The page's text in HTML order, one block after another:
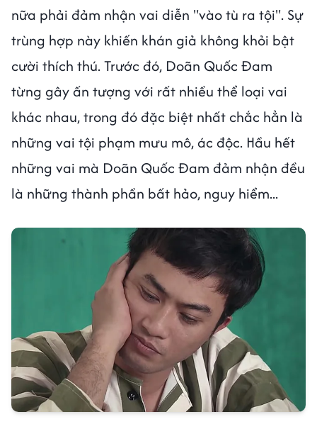
nữa phải đảm nhận vai diễn "vào tù ra tội". Sự
trùng hợp này khiến khán giả không khỏi bật
cười thích thú. Trước đó, Doãn Quốc Đam
từng gây ấn tượng với rất nhiều thể loại vai
khác nhau, trong đó đặc biệt nhất chắc hẳn là
những vai tội phạm mưu mô, ác độc. Hầu hết
những vai mà Doãn Quốc Đam đảm nhận đều
là những thành phần bất hảo, nguy hiểm...